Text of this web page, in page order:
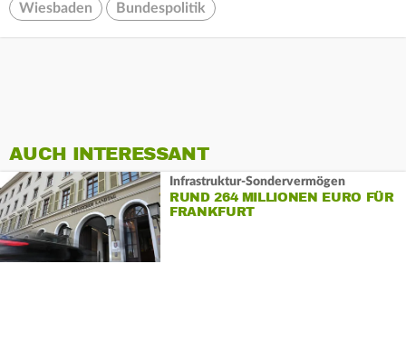
Wiesbaden Bundespolitik
AUCH INTERESSANT
Infrastruktur-Sondervermögen
RUND 264 MILLIONEN EURO FÜR
FRANKFURT